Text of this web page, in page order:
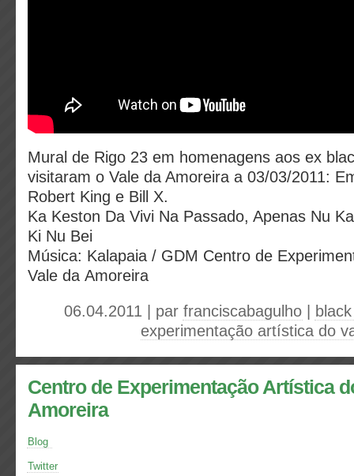
Mural de Rigo 23 em homenagens aos ex
visitaram o Vale da Amoreira a 03/03/2011:
Robert King e Bill X.
Ka Keston Da Vivi Na Passado, Apenas Nu
Ki Nu Bei
Música: Kalapaia / GDM Centro de
Vale da Amoreira
06.04.2011 | par franciscabagulho
experimentação artística do
Centro de Experimentação Artística
Amoreira
Blog
Twitter